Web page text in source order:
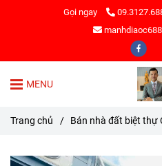
Gọi ngay
MENU
Trang chủ / Bán nhà đất biệt thự